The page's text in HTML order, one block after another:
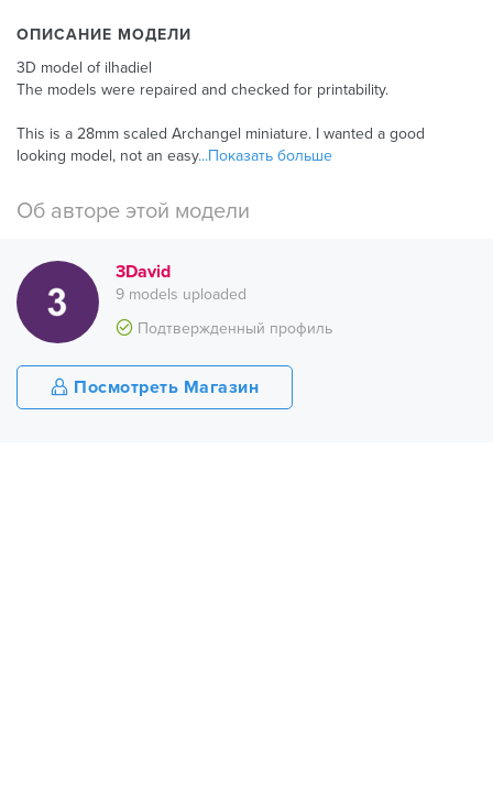
ОПИСАНИЕ МОДЕЛИ
3D model of ilhadiel
The models were repaired and checked for printability.
This is a 28mm scaled Archangel miniature. I wanted a good
looking model, not an easy...Показать больше
Об авторе этой модели
3David
9 models uploaded
Подтвержденный профиль
Посмотреть Магазин